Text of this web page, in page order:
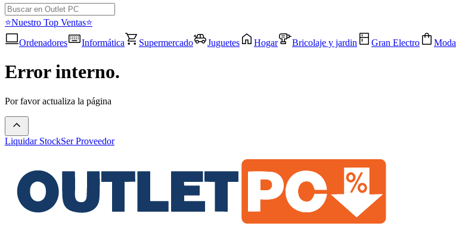
⭐Nuestro Top Ventas⭐
Ordenadores
Informática Supermercado Juguetes Hogar Bricolaje y jardin Gran Electro Moda
Error interno.
Por favor actualiza la página
Liquidar StockSer Proveedor